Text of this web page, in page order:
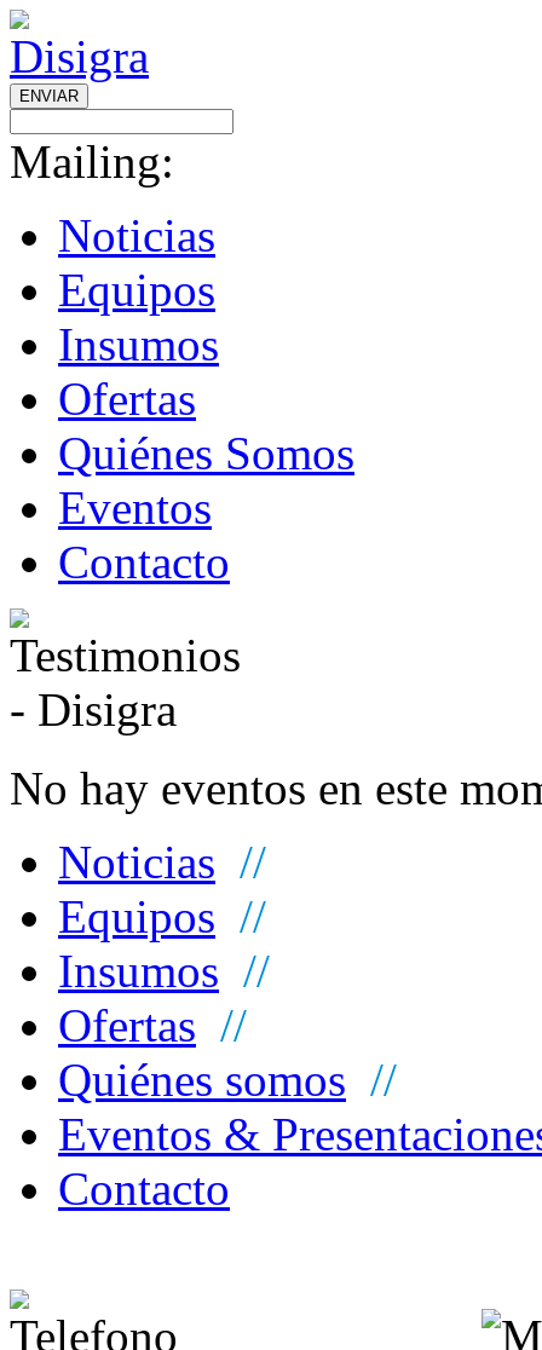
ENVIAR
Mailing:
Noticias
Equipos
Insumos
Ofertas
Quiénes Somos
Eventos
Contacto
No hay eventos en este
Noticias //
Equipos //
Insumos //
Ofertas //
Quiénes somos //
Eventos &
Contacto